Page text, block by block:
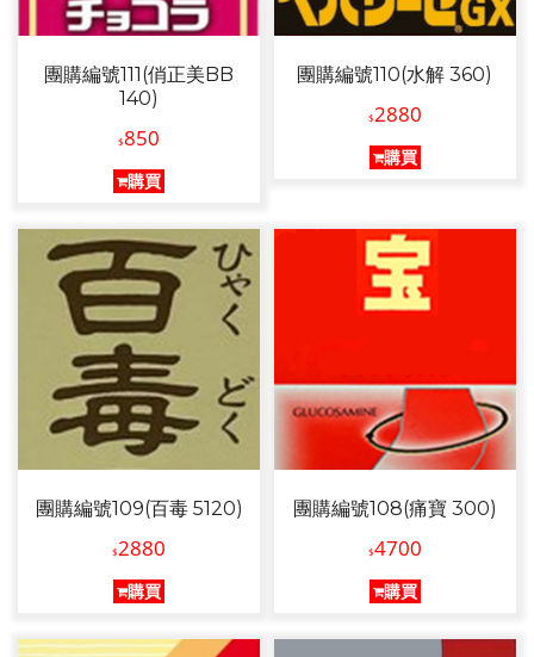
團購編號111(俏正美BB
140)
$850
購買
團購編號110(水解 360)
$2880
購買
團購編號109(百毒 5120)
$2880
購買
團購編號108(痛寶 300)
$4700
購買